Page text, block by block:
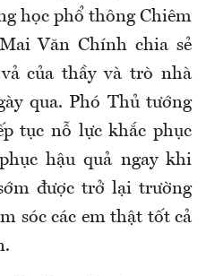
học phổ thông Chiêm
Văn Chính chia sẻ
của thầy và trò nhà
qua. Phó Thủ tướng
tục nỗ lực khắc phục
hậu quả ngay khi
được trở lại trường
sóc các em thật tốt cả